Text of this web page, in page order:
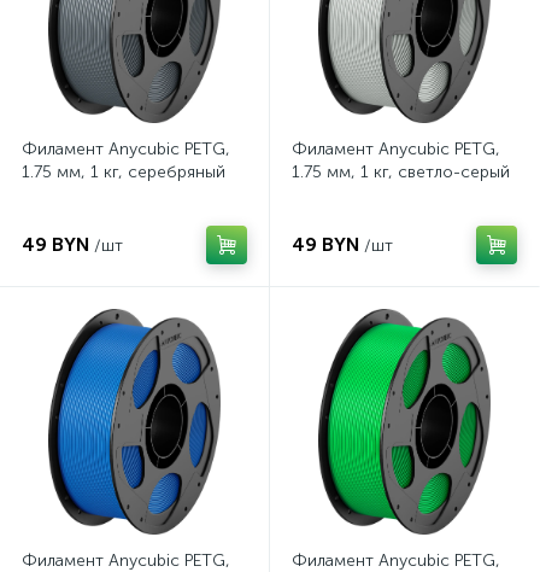
Филамент Anycubic PETG,
1.75 мм, 1 кг, серебряный
49 BYN /шт
Филамент Anycubic PETG,
1.75 мм, 1 кг, светло-серый
49 BYN /шт
Филамент Anycubic PETG,
Филамент Anycubic PETG,